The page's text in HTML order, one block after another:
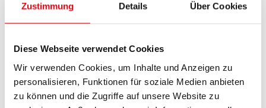
Zustimmung Details Über Cookies
Diese Webseite verwendet Cookies
Wir verwenden Cookies, um Inhalte und Anzeigen zu
personalisieren, Funktionen für soziale Medien anbieten
zu können und die Zugriffe auf unsere Website zu
ÖRK-Spendenkonto: Erste Bank: 40014400144
Überweisungen aus dem Ausland:
IBAN: AT57 2011 1400 1440 0144
BIC: GIBAATWWXXX
Erste Bank: BLZ: 20.111